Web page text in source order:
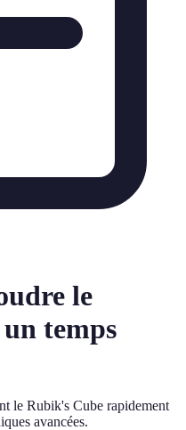
le
temps
le Rubik's Cube rapidement
avancées.